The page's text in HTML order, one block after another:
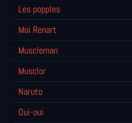
Les popples
Moi Renart
Muscleman
Musclor
Naruto
Oui-oui